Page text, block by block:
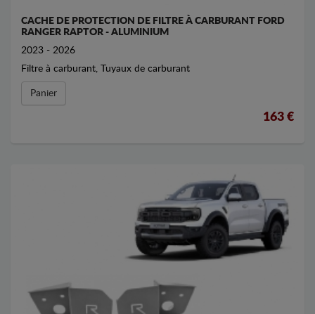
CACHE DE PROTECTION DE FILTRE À CARBURANT FORD
RANGER RAPTOR - ALUMINIUM
2023 - 2026
Filtre à carburant, Tuyaux de carburant
Panier
163 €